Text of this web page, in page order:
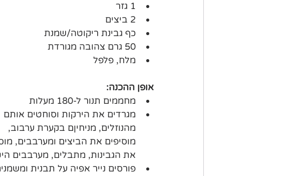
1 גזר
2 ביצים
כף גבינת ריקוטה/שמנת
50 גרם צהובה מגורדת
מלח, פלפל
אופן ההכנה:
מחממים תנור ל-180 מעלות
מגרדים את הירקות וסוחטים אותם
מהנוזלים, מניחיןם בקערת ערבוב,
מוסיפים את הביצים ומערבבים,
את הגבינות, מתבלים, מערבבים
פורסים נייר אפיה על תבנית